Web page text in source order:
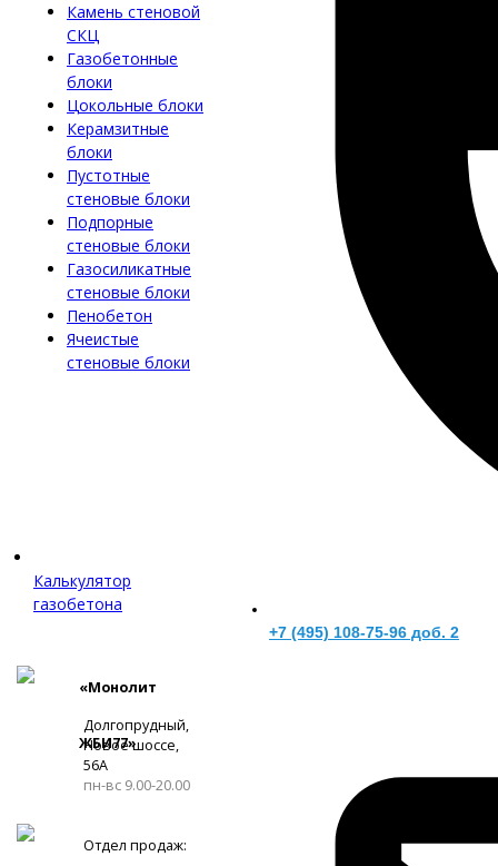
Камень стеновой
СКЦ
Газобетонные
блоки
Цокольные блоки
Керамзитные
блоки
Пустотные
стеновые блоки
Подпорные
стеновые блоки
Газосиликатные
стеновые блоки
Пенобетон
Ячеистые
стеновые блоки
Калькулятор
газобетона
«Монолит
ЖБИ77»
Долгопрудный,
Новое шоссе,
56А
пн-вс 9.00-20.00
Отдел продаж:
+7 (495) 108-75-96 доб. 2